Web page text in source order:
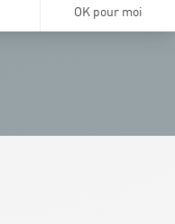
by OpenStreetMap, under